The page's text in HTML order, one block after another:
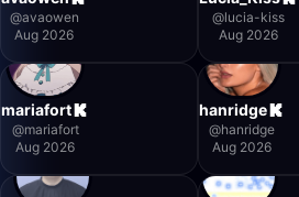
@avaowen
Aug 2026
@lucia-kiss
Aug 2026
mariafort
@mariafort
Aug 2026
hanridge
@hanridge
Aug 2026